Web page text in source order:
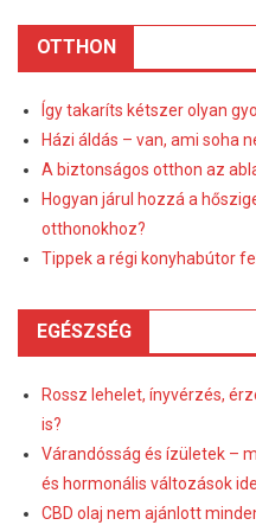
OTTHON
Így takaríts kétszer olyan
Házi áldás – van, ami soha
A biztonságos otthon az
Hogyan járul hozzá a
otthonokhoz?
Tippek a régi konyhabútor
EGÉSZSÉG
Rossz lehelet, ínyvérzés,
is?
Várandósság és ízületek –
és hormonális változások
CBD olaj nem ajánlott